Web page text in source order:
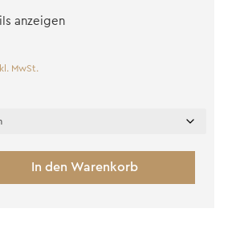
anzeigen
MwSt.
In den Warenkorb